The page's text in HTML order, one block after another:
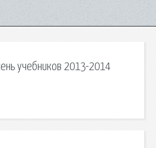
учебников 2013-2014